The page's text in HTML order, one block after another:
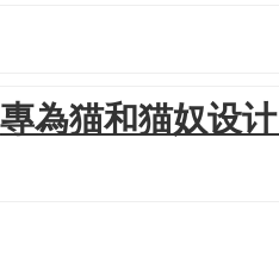
專為猫和猫奴设